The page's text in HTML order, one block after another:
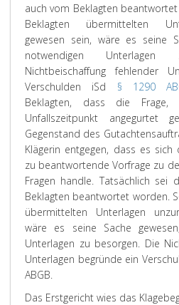
auch vom Beklagten
Beklagten übermittelten
gewesen sein, wäre es seine
notwendigen
Nichtbeischaffung fehlender
Verschulden iSd § 1290
Beklagten, dass die
Unfallszeitpunkt angegurtet
Gegenstand des
Klägerin entgegen, dass es
zu beantwortende Vorfrage zu
Fragen handle. Tatsächlich sei
Beklagten beantwortet worden.
übermittelten Unterlagen
wäre es seine Sache
Unterlagen zu besorgen. Die
Unterlagen begründe ein
ABGB.
Das Erstgericht wies das